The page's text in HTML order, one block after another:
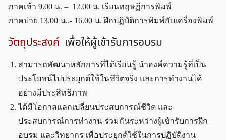
ภาคเช้า 9.00 น. – 12.00 น. เรียนทฤษฏีการพิมพ์
ภาคบ่าย 13.00 น..- 16.00 น. ฝึกปฏิบัติการพิมพ์กับเครื่องพิมพ์
วัตถุประสงค์ เพื่อให้ผู้เข้ารับการอบรม
สามารถพัฒนาหลักการที่ได้เรียนรู้ นำองค์ความรู้ที่เป็น
ประโยชน์ไปประยุกต์ใช้ในชีวิตจริง และการทำงานได้
อย่างมีประสิทธิภาพ
ได้มีโอกาสแลกเปลี่ยนประสบการณ์ชีวิต และ
ประสบการณ์การทำงาน ร่วมกันระหว่างผู้เข้ารับการฝึก
อบรม และวิทยากร เพื่อประยุกต์ใช้ในการปฏิบัติงาน